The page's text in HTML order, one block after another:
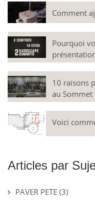
Comment
Pourquoi
10 raisons
au Sommet
Voici
Articles par
PAVER PETE (3)